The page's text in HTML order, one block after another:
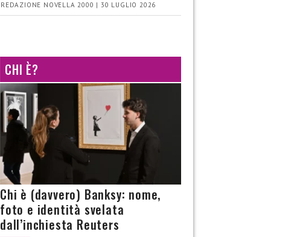
REDAZIONE NOVELLA 2000 | 30 LUGLIO 2026
CHI È?
Chi è (davvero) Banksy: nome,
foto e identità svelata
dall’inchiesta Reuters